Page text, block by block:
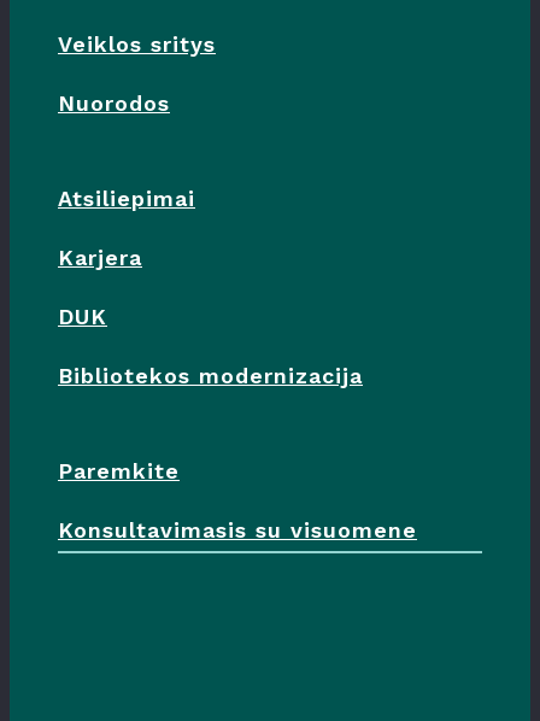
Veiklos sritys
Nuorodos
Atsiliepimai
Karjera
DUK
Bibliotekos modernizacija
Paremkite
Konsultavimasis su visuomene